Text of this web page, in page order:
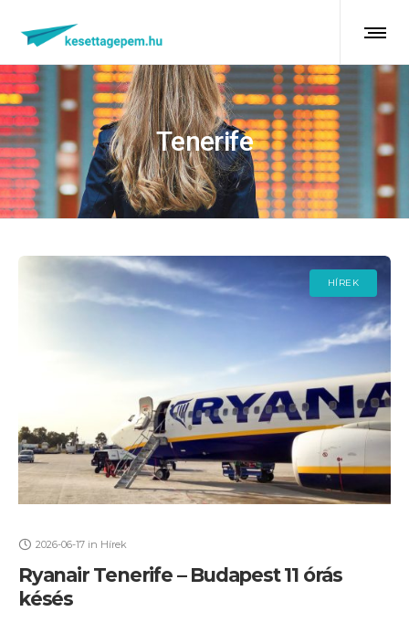
Tenerife
HÍREK
2026-06-17 in Hírek
Ryanair Tenerife – Budapest 11 órás
késés